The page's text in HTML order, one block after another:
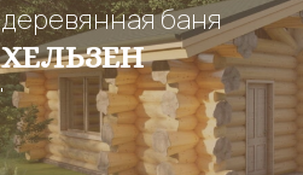
деревянная баня
ХЕЛЬЗЕН